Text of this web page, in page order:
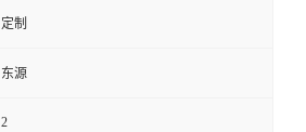
定制
东源
2